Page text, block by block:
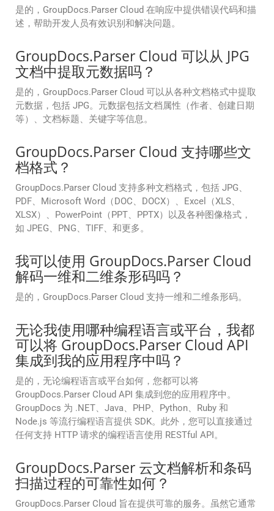
是的，GroupDocs.Parser Cloud 在响应中提供错误代码和描
述，帮助开发人员有效识别和解决问题。
GroupDocs.Parser Cloud 可以从 JPG
文档中提取元数据吗？
是的，GroupDocs.Parser Cloud 可以从各种文档格式中提取
元数据，包括 JPG。元数据包括文档属性（作者、创建日期
等）、文档标题、关键字等信息。
GroupDocs.Parser Cloud 支持哪些文
档格式？
GroupDocs.Parser Cloud 支持多种文档格式，包括 JPG、
PDF、Microsoft Word（DOC、DOCX）、Excel（XLS、
XLSX）、PowerPoint（PPT、PPTX）以及各种图像格式，
如 JPEG、PNG、TIFF、和更多。
我可以使用 GroupDocs.Parser Cloud
解码一维和二维条形码吗？
是的，GroupDocs.Parser Cloud 支持一维和二维条形码。
无论我使用哪种编程语言或平台，我都
可以将 GroupDocs.Parser Cloud API
集成到我的应用程序中吗？
是的，无论编程语言或平台如何，您都可以将
GroupDocs.Parser Cloud API 集成到您的应用程序中。
GroupDocs 为 .NET、Java、PHP、Python、Ruby 和
Node.js 等流行编程语言提供 SDK。此外，您可以直接通过
任何支持 HTTP 请求的编程语言使用 RESTful API。
GroupDocs.Parser 云文档解析和条码
扫描过程的可靠性如何？
GroupDocs.Parser Cloud 旨在提供可靠的服务。虽然它通常